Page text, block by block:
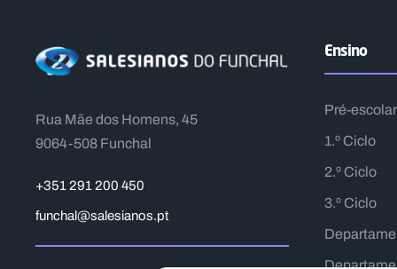
Rua Mãe dos Homens, 45
9064-508 Funchal
+351 291 200 450
funchal@salesianos.pt
Ensino
Pré-escolar
1.º Ciclo
2.º Ciclo
3.º Ciclo